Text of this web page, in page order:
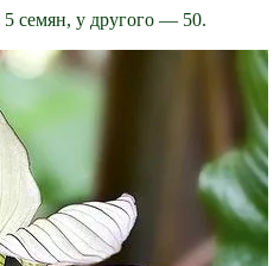
семян, у другого — 50.